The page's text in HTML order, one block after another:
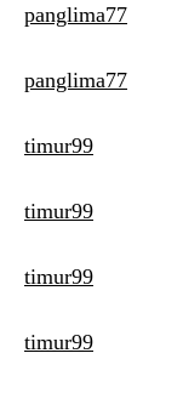
panglima77
panglima77
timur99
timur99
timur99
timur99